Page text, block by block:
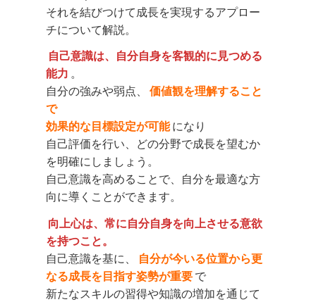
それを結びつけて成長を実現するアプロー
チについて解説。
自己意識は、自分自身を客観的に見つめる
能力 。
自分の強みや弱点、
価値観を理解すること
で
効果的な目標設定が可能になり
自己評価を行い、どの分野で成長を望むか
を明確にしましょう。
自己意識を高めることで、自分を最適な方
向に導くことができます。
向上心は、常に自分自身を向上させる意欲
を持つこと。
自己意識を基に、
自分が今いる位置から更
なる成長を目指す姿勢が重要で
新たなスキルの習得や知識の増加を通じて